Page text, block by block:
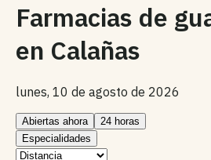
Farmacias de
en Calañas
lunes, 10 de agosto de 2026
Abiertas ahora
24 horas
Especialidades